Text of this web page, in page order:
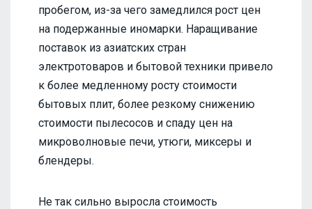
пробегом, из-за чего замедлился рост цен
на подержанные иномарки. Наращивание
поставок из азиатских стран
электротоваров и бытовой техники привело
к более медленному росту стоимости
бытовых плит, более резкому снижению
стоимости пылесосов и спаду цен на
микроволновые печи, утюги, миксеры и
блендеры.
Не так сильно выросла стоимость